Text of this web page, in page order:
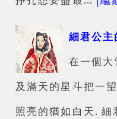
細君公
在一個
及滿天的星斗把一
照亮的猶如白天.